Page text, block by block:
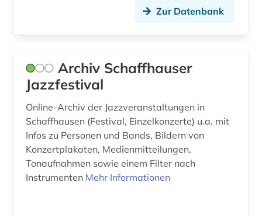
geschlechterforschung (2)
gesellschaft der musikfreunde in wien (1)
girolamo (1)
gluck (1)
grafik (1)
graphik (1)
graubünden (1)
Zur Datenbank
Archiv Schaffhauser
Jazzfestival
Online-Archiv der Jazzveranstaltungen in
Schaffhausen (Festival, Einzelkonzerte) u.a. mit
Infos zu Personen und Bands, Bildern von
Konzertplakaten, Medienmitteilungen,
Tonaufnahmen sowie einem Filter nach
Instrumenten Mehr Informationen